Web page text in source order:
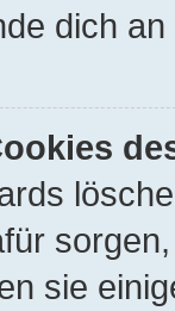
dich
sie